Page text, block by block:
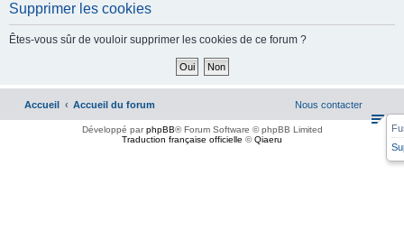
Supprimer les cookies
Êtes-vous sûr de vouloir supprimer les cookies de ce forum ?
Accueil Accueil du forum Nous contacter
Développé parphpBB® Forum Software © phpBB Limited
Traduction française officielle ©Qiaeru